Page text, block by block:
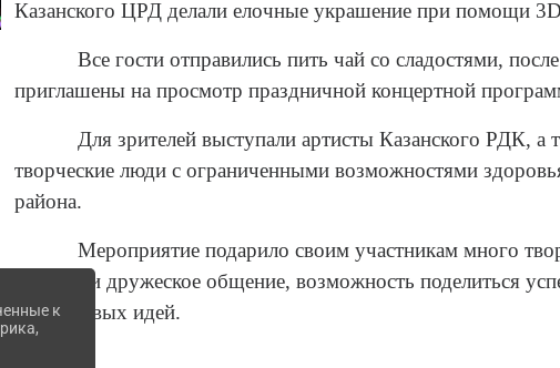
Казанского ЦРД делали елочные украшение при помощи
Все гости отправились пить чай со сладостями,
приглашены на просмотр праздничной концертной
Для зрителей выступали артисты Казанского РДК, а
творческие люди с ограниченными возможностями
района.
Мероприятие подарило своим участникам много
опытом и дружеское общение, возможность поделиться
заряд новых идей.
к